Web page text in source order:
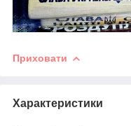
Приховати
Характеристики